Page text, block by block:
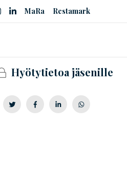
MaRa Restamark
Hyötytietoa jäsenille